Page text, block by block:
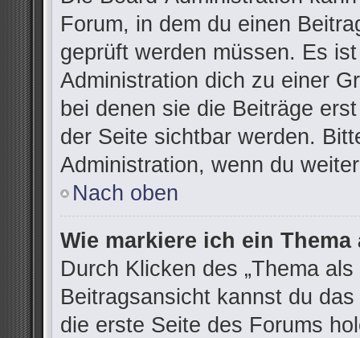
Forum, in dem du einen
geprüft werden müssen. Es
Administration dich zu einer
bei denen sie die Beiträge
der Seite sichtbar werden.
Administration, wenn du
Nach oben
Wie markiere ich ein Thema
Durch Klicken des „Thema
Beitragsansicht kannst du
die erste Seite des Forums